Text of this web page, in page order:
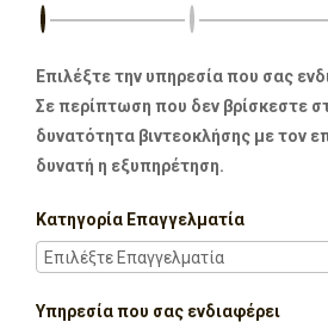
Επιλέξτε την υπηρεσία που σας
Σε περίπτωση που δεν βρίσκεστε
δυνατότητα βιντεοκλήσης με τον
δυνατή η εξυπηρέτηση.
Κατηγορία Επαγγελματία
Υπηρεσία που σας ενδιαφέρει